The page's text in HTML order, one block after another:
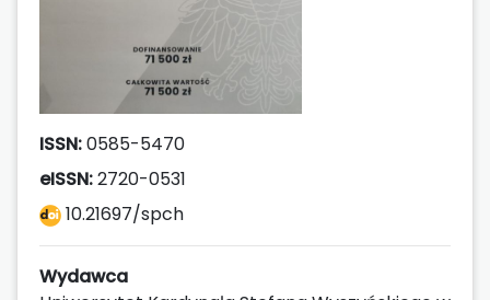
ISSN:0585-5470
eISSN:2720-0531
10.21697/spch
Wydawca